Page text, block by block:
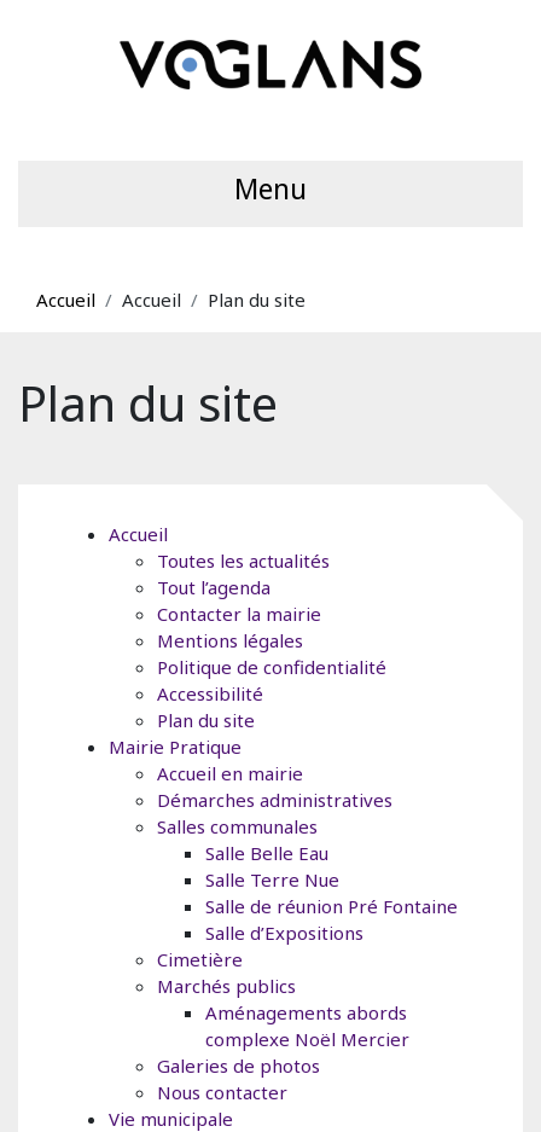
Menu
Accueil Accueil Plan du site
Plan du site
Accueil
Toutes les actualités
Tout l’agenda
Contacter la mairie
Mentions légales
Politique de confidentialité
Accessibilité
Plan du site
Mairie Pratique
Accueil en mairie
Démarches administratives
Salles communales
Salle Belle Eau
Salle Terre Nue
Salle de réunion Pré Fontaine
Salle d’Expositions
Cimetière
Marchés publics
Aménagements abords
complexe Noël Mercier
Galeries de photos
Nous contacter
Vie municipale